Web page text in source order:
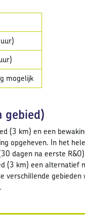
mogelijk
gebied)
(3 km) en een
opgeheven. In het
dagen na eerste
(3 km) een